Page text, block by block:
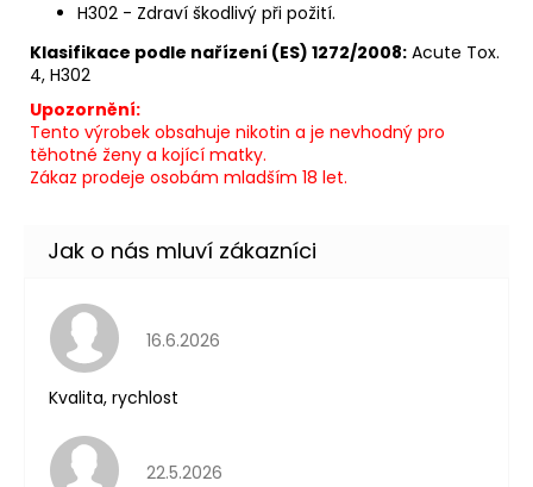
H302 - Zdraví škodlivý při požití.
Klasifikace podle nařízení (ES) 1272/2008: Acute Tox.
4, H302
Upozornění:
Tento výrobek obsahuje nikotin a je nevhodný pro
těhotné ženy a kojící matky.
Zákaz prodeje osobám mladším 18 let.
Hodnocení obchodu je 5 z 5 hvězdiček.
16.6.2026
Kvalita, rychlost
Hodnocení obchodu je 5 z 5 hvězdiček.
22.5.2026